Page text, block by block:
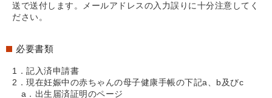
送で送付します。メールアドレスの入力誤りに十分注意してく
ださい。
必要書類
1．記入済申請書
2．現在妊娠中の赤ちゃんの母子健康手帳の下記a、b及びc
a．出生届済証明のページ